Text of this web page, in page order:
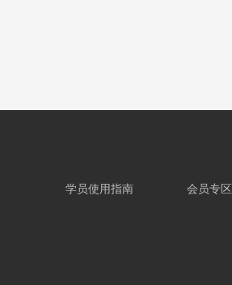
学员使用指南 会员专区